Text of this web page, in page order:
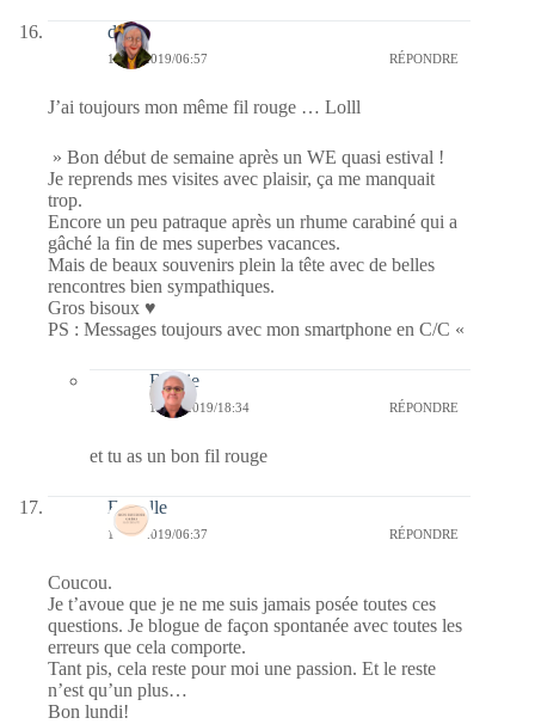
dom
14/10/2019/06:57 RÉPONDRE
J’ai toujours mon même fil rouge … Lolll
» Bon début de semaine après un WE quasi estival !
Je reprends mes visites avec plaisir, ça me manquait
trop.
Encore un peu patraque après un rhume carabiné qui a
gâché la fin de mes superbes vacances.
Mais de beaux souvenirs plein la tête avec de belles
rencontres bien sympathiques.
Gros bisoux ♥
PS : Messages toujours avec mon smartphone en C/C «
Bernie
14/10/2019/18:34 RÉPONDRE
et tu as un bon fil rouge
Esthelle
14/10/2019/06:37 RÉPONDRE
Coucou.
Je t’avoue que je ne me suis jamais posée toutes ces
questions. Je blogue de façon spontanée avec toutes les
erreurs que cela comporte.
Tant pis, cela reste pour moi une passion. Et le reste
n’est qu’un plus…
Bon lundi!